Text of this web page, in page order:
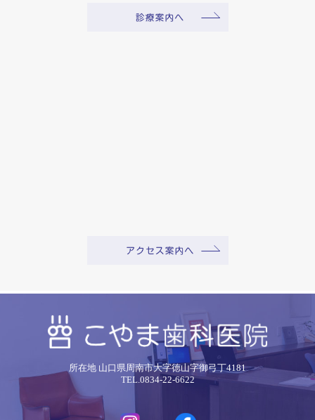
所在地 山口県周南市大字徳山字御弓丁4181
TEL.0834-22-6622